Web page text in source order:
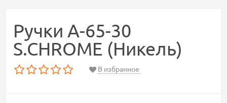
Ручки A-65-30
S.CHROME (Никель)
В избранное